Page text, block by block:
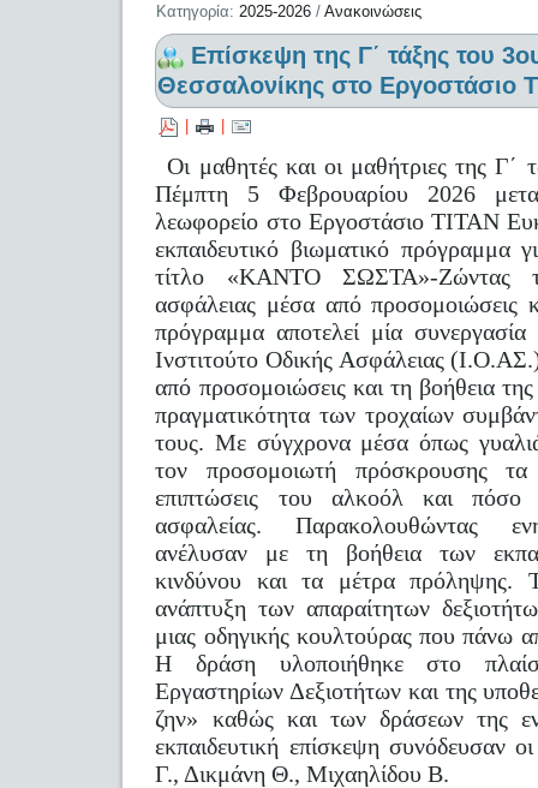
Κατηγορία: 2025-2026 /Ανακοινώσεις
Επίσκεψη της Γ΄ τάξης του
Θεσσαλονίκης στο Εργοστάσιο
Οι μαθητές και οι μαθήτριες της Γ΄
Πέμπτη 5 Φεβρουαρίου 2026
λεωφορείο στο Εργοστάσιο ΤΙΤΑΝ
εκπαιδευτικό βιωματικό πρόγραμμα
τίτλο «ΚΑΝΤΟ ΣΩΣΤΑ»-Ζώντας
ασφάλειας μέσα από προσομοιώσεις
πρόγραμμα αποτελεί μία
Ινστιτούτο Οδικής Ασφάλειας
από προσομοιώσεις και τη βοήθεια
πραγματικότητα των τροχαίων
τους. Με σύγχρονα μέσα όπως
τον προσομοιωτή πρόσκρουσης τα
επιπτώσεις του αλκοόλ και πόσο
ασφαλείας. Παρακολουθώντας
ανέλυσαν με τη βοήθεια των
κινδύνου και τα μέτρα πρόληψης.
ανάπτυξη των απαραίτητων
μιας οδηγικής κουλτούρας που πάνω
Η δράση υλοποιήθηκε στο
Εργαστηρίων Δεξιοτήτων και της
ζην» καθώς και των δράσεων της
εκπαιδευτική επίσκεψη συνόδευσαν
Γ., Δικμάνη Θ., Μιχαηλίδου Β.